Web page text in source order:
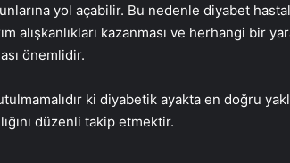
yol açabilir. Bu nedenle diyabet
alışkanlıkları kazanması ve herhangi bir
önemlidir.
ki diyabetik ayakta en doğru
düzenli takip etmektir.